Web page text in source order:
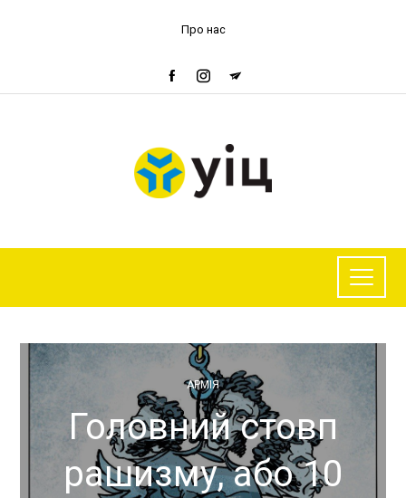
Про нас
АРМІЯ
Головний стовп
рашизму, або 10